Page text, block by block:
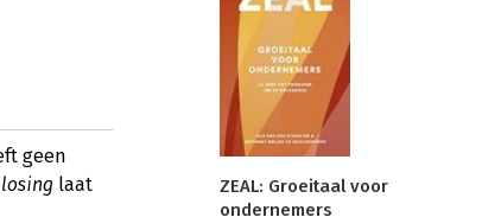
geen
laat
ZEAL: Groeitaal voor
ondernemers